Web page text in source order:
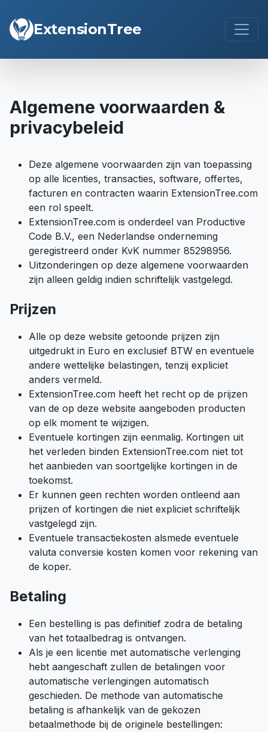
ExtensionTree
Algemene voorwaarden &
privacybeleid
Deze algemene voorwaarden zijn van toepassing
op alle licenties, transacties, software, offertes,
facturen en contracten waarin ExtensionTree.com
een rol speelt.
ExtensionTree.com is onderdeel van Productive
Code B.V., een Nederlandse onderneming
geregistreerd onder KvK nummer 85298956.
Uitzonderingen op deze algemene voorwaarden
zijn alleen geldig indien schriftelijk vastgelegd.
Prijzen
Alle op deze website getoonde prijzen zijn
uitgedrukt in Euro en exclusief BTW en eventuele
andere wettelijke belastingen, tenzij expliciet
anders vermeld.
ExtensionTree.com heeft het recht op de prijzen
van de op deze website aangeboden producten
op elk moment te wijzigen.
Eventuele kortingen zijn eenmalig. Kortingen uit
het verleden binden ExtensionTree.com niet tot
het aanbieden van soortgelijke kortingen in de
toekomst.
Er kunnen geen rechten worden ontleend aan
prijzen of kortingen die niet expliciet schriftelijk
vastgelegd zijn.
Eventuele transactiekosten alsmede eventuele
valuta conversie kosten komen voor rekening van
de koper.
Betaling
Een bestelling is pas definitief zodra de betaling
van het totaalbedrag is ontvangen.
Als je een licentie met automatische verlenging
hebt aangeschaft zullen de betalingen voor
automatische verlengingen automatisch
geschieden. De methode van automatische
betaling is afhankelijk van de gekozen
betaalmethode bij de originele bestellingen: